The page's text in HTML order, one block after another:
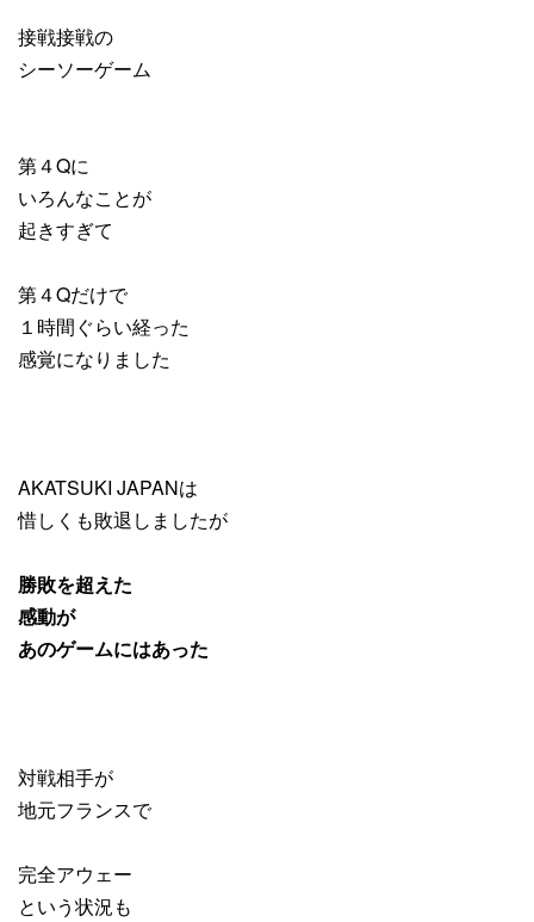
接戦接戦の
シーソーゲーム
第４Qに
いろんなことが
起きすぎて
第４Qだけで
１時間ぐらい経った
感覚になりました
AKATSUKI JAPANは
惜しくも敗退しましたが
勝敗を超えた
感動が
あのゲームにはあった
対戦相手が
地元フランスで
完全アウェー
という状況も